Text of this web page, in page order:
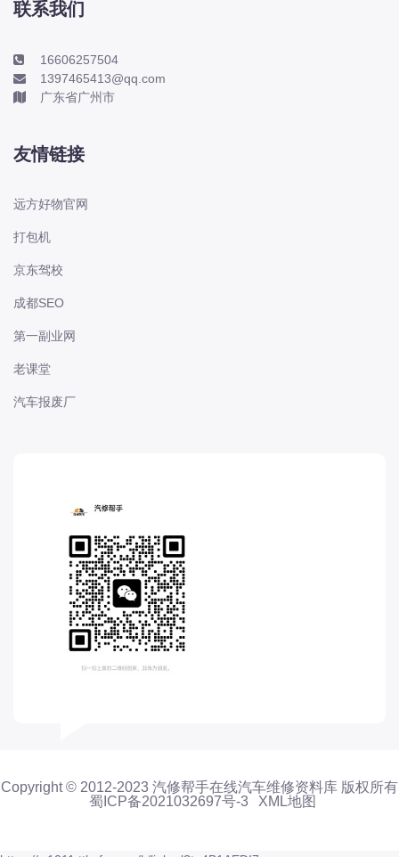
东风纳米
东风股份
东风风光
大乘
大众-一汽大众
大众-上汽大众
丰田-一汽丰田
丰田-一汽丰田
丰田-广汽丰田
丰田-广汽丰田
丰田-海外丰田
福特
联系我们
16606257504
1397465413@qq.com
广东省广州市
友情链接
远方好物官网
打包机
京东驾校
成都SEO
第一副业网
老课堂
汽车报废厂
Copyright © 2012-2023 汽修帮手在线汽车维修资料库 版权所有
蜀ICP备2021032697号-3
XML地图